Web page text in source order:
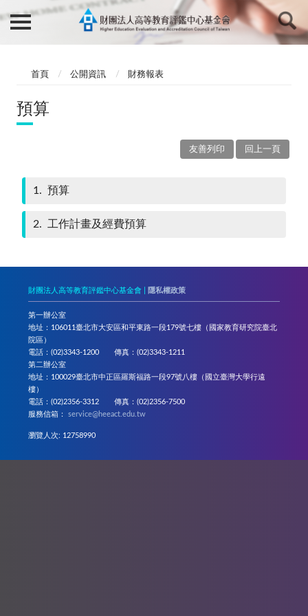
首頁 公開資訊 財務報表
預算
回上一頁
友善列印
1 預算
2 工作計畫及經費預算
財團法人高等教育評鑑中心基金會 | 隱私權政策
第一辦公室
地址：106011臺北市大安區和平東路一段179號七樓（國家教育研究院臺北
院區）
電話：(02)3343-1200 傳真：(02)3343-1211
第二辦公室
地址：100029臺北市中正區羅斯福路一段97號八樓（國立臺灣大學行遠
樓）
電話：(02)2356-3312 傳真：(02)2356-7500
服務信箱：service@heeact.edu.tw
瀏覽人次: 12758990